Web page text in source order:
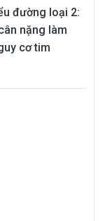
đường loại 2:
nặng làm
cơ tim